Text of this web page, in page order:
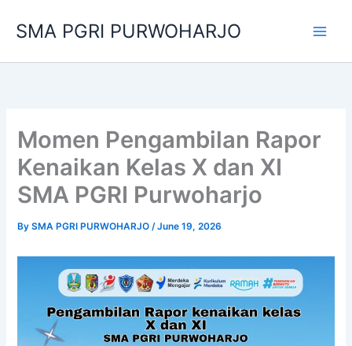
SMA PGRI PURWOHARJO
Momen Pengambilan Rapor
Kenaikan Kelas X dan XI
SMA PGRI Purwoharjo
BySMA PGRI PURWOHARJO/June 19, 2026